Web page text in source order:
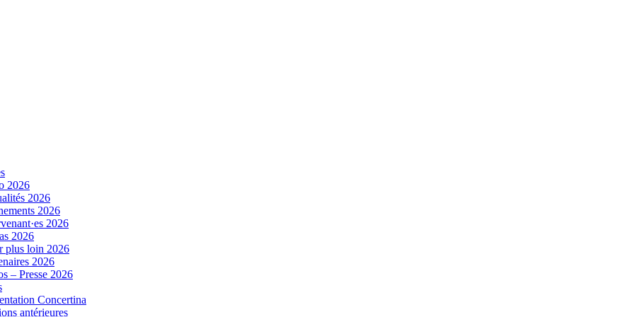
2026
2026
2026
2026
2026
plus loin 2026
2026
– Presse 2026
Concertina
antérieures